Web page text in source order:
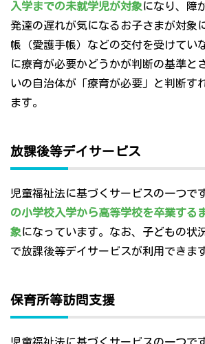
入学までの未就学児が対象になり、障
発達の遅れが気になるお子さまが対象
帳（愛護手帳）などの交付を受けてい
に療育が必要かどうかが判断の基準と
いの自治体が「療育が必要」と判断す
ます。
放課後等デイサービス
児童福祉法に基づくサービスの一つで
の小学校入学から高等学校を卒業する
象になっています。なお、子どもの状
で放課後等デイサービスが利用できま
保育所等訪問支援